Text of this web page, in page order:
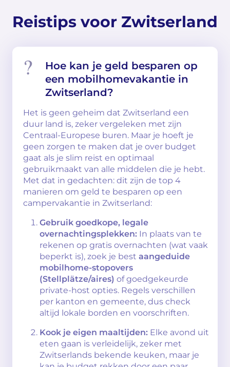
Reistips voor Zwitserland
Hoe kan je geld besparen op
een mobilhomevakantie in
Zwitserland?
Het is geen geheim dat Zwitserland een
duur land is, zeker vergeleken met zijn
Centraal-Europese buren. Maar je hoeft je
geen zorgen te maken dat je over budget
gaat als je slim reist en optimaal
gebruikmaakt van alle middelen die je hebt.
Met dat in gedachten: dit zijn de top 4
manieren om geld te besparen op een
campervakantie in Zwitserland:
Gebruik goedkope, legale
overnachtingsplekken: In plaats van te
rekenen op gratis overnachten (wat vaak
beperkt is), zoek je best aangeduide
mobilhome-stopovers
(Stellplätze/aires) of goedgekeurde
private-host opties. Regels verschillen
per kanton en gemeente, dus check
altijd lokale borden en voorschriften.
Kook je eigen maaltijden: Elke avond uit
eten gaan is verleidelijk, zeker met
Zwitserlands bekende keuken, maar je